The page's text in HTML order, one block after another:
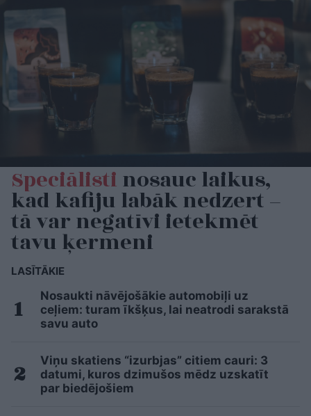
Speciālistinosauc laikus,
kad kafiju labāk nedzert –
tā var negatīvi ietekmēt
tavu ķermeni
LASĪTĀKIE
Nosaukti nāvējošākie automobiļi uz
ceļiem: turam īkšķus, lai neatrodi sarakstā
savu auto
Viņu skatiens “izurbjas” citiem cauri: 3
datumi, kuros dzimušos mēdz uzskatīt
par biedējošiem